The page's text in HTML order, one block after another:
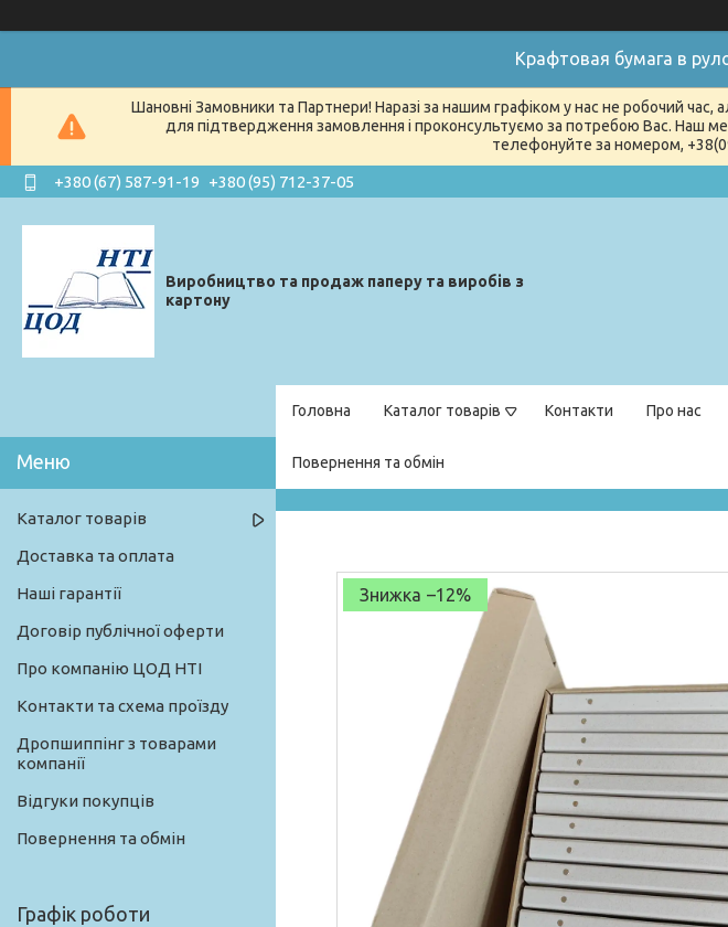
Крафтовая бумага в
Шановні Замовники та Партнери! Наразі за нашим графіком у нас не робочий
для підтвердження замовлення і проконсультуємо за потребою Вас. Наш
телефонуйте за номером,
+380 (67) 587-91-19 +380 (95) 712-37-05
Виробництво та продаж паперу та виробів з
картону
Головна Каталог товарів Контакти Про нас
Повернення та обмін
–12%
Каталог товарів
Доставка та оплата
Наші гарантії
Договір публічної оферти
Про компанію ЦОД НТІ
Контакти та схема проїзду
Дропшиппінг з товарами
компанії
Відгуки покупців
Повернення та обмін
Графік роботи